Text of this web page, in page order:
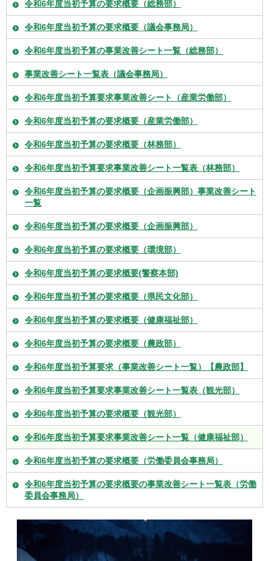
令和6年度当初予算の要求概要（総務部）
令和6年度当初予算の要求概要（議会事務局）
令和6年度当初予算の事業改善シート一覧（総務部）
事業改善シート一覧表（議会事務局）
令和6年度当初予算要求事業改善シート（産業労働部）
令和6年度当初予算の要求概要（産業労働部）
令和6年度当初予算の要求概要（林務部）
令和6年度当初予算要求事業改善シート一覧表（林務部）
令和6年度当初予算の要求概要（企画振興部）事業改善シート
一覧
令和6年度当初予算の要求概要（企画振興部）
令和6年度当初予算の要求概要（環境部）
令和6年度当初予算の要求概要(警察本部)
令和6年度当初予算の要求概要（県民文化部）
令和6年度当初予算の要求概要（健康福祉部）
令和6年度当初予算の要求概要（農政部）
令和6年度当初予算要求（事業改善シート一覧）【農政部】
令和6年度当初予算要求事業改善シート一覧表（観光部）
令和6年度当初予算の要求概要（観光部）
令和6年度当初予算要求事業改善シート一覧（健康福祉部）
令和6年度当初予算の要求概要（労働委員会事務局）
令和6年度当初予算の要求概要の事業改善シート一覧表（労働
委員会事務局）